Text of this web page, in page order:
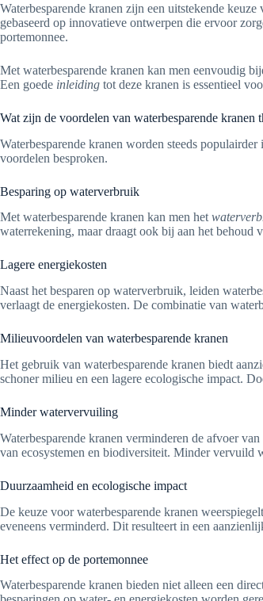
Waterbesparende kranen zijn een uitstekende
gebaseerd op innovatieve ontwerpen die ervoor
portemonnee.
Met waterbesparende kranen kan men eenvoudig
Een goede inleiding tot deze kranen is essentieel
Wat zijn de voordelen van waterbesparende kranen
Waterbesparende kranen worden steeds
voordelen besproken.
Besparing op waterverbruik
Met waterbesparende kranen kan men het
waterrekening, maar draagt ook bij aan het behoud
Lagere energiekosten
Naast het besparen op waterverbruik, leiden
verlaagt de energiekosten. De combinatie van
Milieuvoordelen van waterbesparende kranen
Het gebruik van waterbesparende kranen biedt
schoner milieu en een lagere ecologische impact.
Minder watervervuiling
Waterbesparende kranen verminderen de afvoer
van ecosystemen en biodiversiteit. Minder vervuild
Duurzaamheid en ecologische impact
De keuze voor waterbesparende kranen
eveneens verminderd. Dit resulteert in een
Het effect op de portemonnee
Waterbesparende kranen bieden niet alleen een